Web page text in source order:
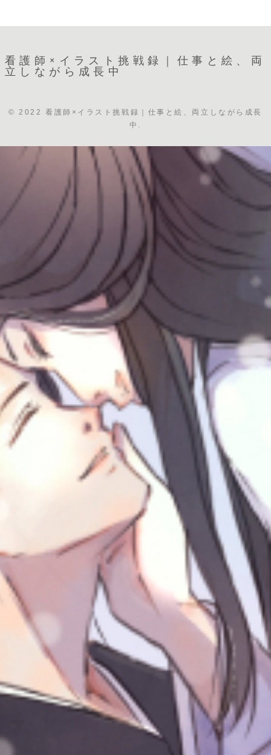
看護師×イラスト挑戦録｜仕事と絵、両
立しながら成長中
© 2022 看護師×イラスト挑戦録｜仕事と絵、両立しながら成長
中.